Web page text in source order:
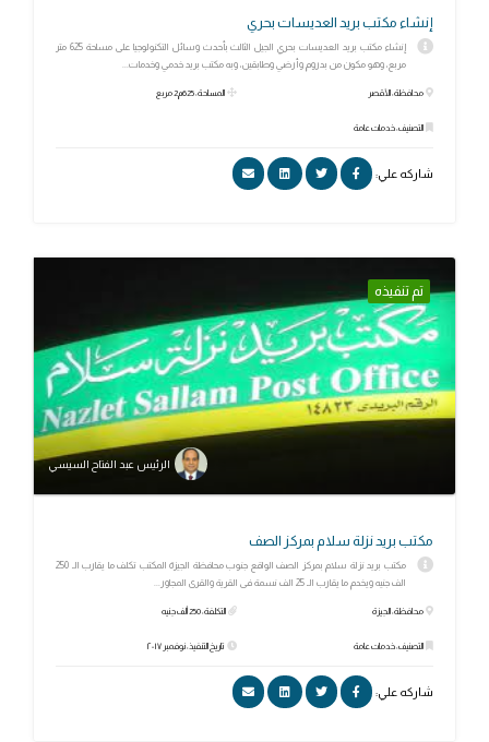
إنشاء مكتب بريد العديسات بحري
إنشاء مكتب بريد العديسات بحري الجيل الثالث بأحدث وسائل التكنولوجيا على مساحة 625 متر
مربع، وهو مكون من بدروم وأرضي وطابقين، وبه مكتب بريد خدمي وخدمات...
محافظة: الأقصر
التصنيف: خدمات عامة
المساحة: 625م2 مربع
شاركه علي:
تم تنفيذه
الرئيس عبد الفتاح السيسي
مكتب بريد نزلة سلام بمركز الصف
مكتب بريد نزلة سلام بمركز الصف الواقع جنوب محافظة الجيزة المكتب تكلف ما يقارب الـ 250
الف جنيه ويخدم ما يقارب الـ 25 الف نسمة فى القرية والقرى المجاور...
محافظة: الجيزة
التصنيف: خدمات عامة
التكلفة: 250 ألف جنيه
تاريخ التنفيذ: نوفمبر ٢٠١٧
شاركه علي: